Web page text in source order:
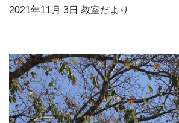
2021年11月 3日 教室だより